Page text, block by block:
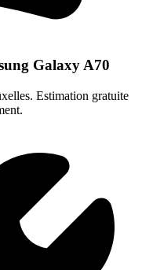
Galaxy A70
Estimation gratuite